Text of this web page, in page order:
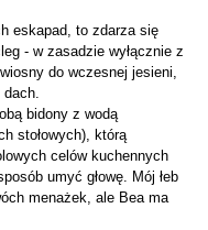
eskapad, to zdarza się
- w zasadzie wyłącznie z
do wczesnej jesieni,
dach.
bidony z wodą
stołowych), którą
celów kuchennych
umyć głowę. Mój łeb
menażek, ale Bea ma